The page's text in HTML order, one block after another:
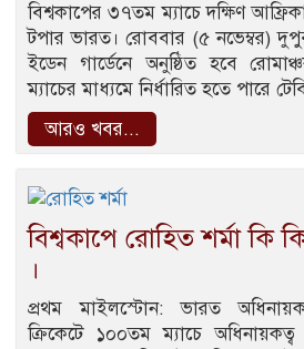
বিশ্বকাপের ৩৭তম ম্যাচে দক্ষিণ
টপার ভারত। রোববার (৫ নভেম্বর)
ইডেন গার্ডেনে অনুষ্ঠিত হবে
ম্যাচের মাধ্যমে নির্ধারিত হতে পারে
আরও খবর...
বিশ্বকাপে রোহিত শর্মা কি
।
প্রথম মাইলস্টোন: ভারত
ক্রিকেটে ১০০তম ম্যাচে